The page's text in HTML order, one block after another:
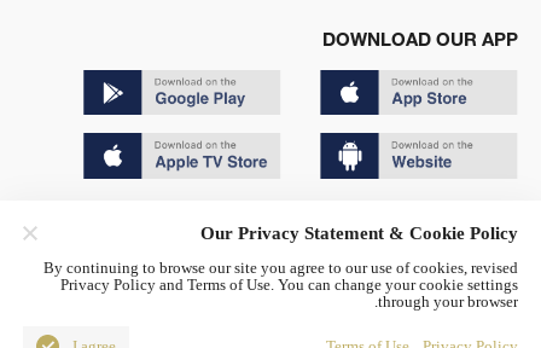
DOWNLOAD OUR APP
京公网安备 11010502050052号
Disinformation report hotline: 010-85061466
Our Privacy Statement & Cookie Policy
By continuing to browse our site you agree to our use of cookies, revised
Privacy Policy and Terms of Use. You can change your cookie settings
through your browser.